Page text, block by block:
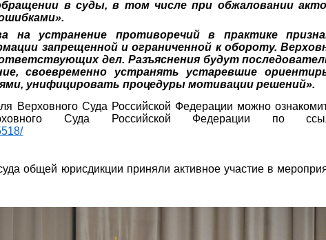
в суды, в том числе при обжаловании
на устранение противоречий в практике
запрещенной и ограниченной к обороту.
дел. Разъяснения будут
своевременно устранять устаревшие
унифицировать процедуры мотивации решений».
Верховного Суда Российской Федерации можно
Суда Российской Федерации по
общей юрисдикции приняли активное участие в